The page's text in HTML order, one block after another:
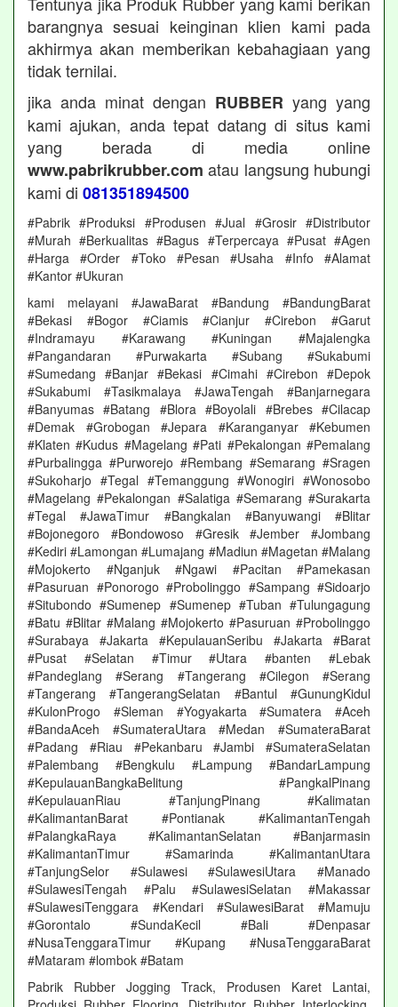
barangnya sesuai keinginan klien kami pada
akhirmya akan memberikan kebahagiaan yang
tidak ternilai.
jika anda minat dengan RUBBER yang yang
kami ajukan, anda tepat datang di situs kami
yang berada di media online
www.pabrikrubber.com atau langsung hubungi
kami di 081351894500
#Pabrik #Produksi #Produsen #Jual #Grosir #Distributor
#Murah #Berkualitas #Bagus #Terpercaya #Pusat #Agen
#Harga #Order #Toko #Pesan #Usaha #Info #Alamat
#Kantor #Ukuran
kami melayani #JawaBarat #Bandung #BandungBarat
#Bekasi #Bogor #Ciamis #Cianjur #Cirebon #Garut
#Indramayu #Karawang #Kuningan #Majalengka
#Pangandaran #Purwakarta #Subang #Sukabumi
#Sumedang #Banjar #Bekasi #Cimahi #Cirebon #Depok
#Sukabumi #Tasikmalaya #JawaTengah #Banjarnegara
#Banyumas #Batang #Blora #Boyolali #Brebes #Cilacap
#Demak #Grobogan #Jepara #Karanganyar #Kebumen
#Klaten #Kudus #Magelang #Pati #Pekalongan #Pemalang
#Purbalingga #Purworejo #Rembang #Semarang #Sragen
#Sukoharjo #Tegal #Temanggung #Wonogiri #Wonosobo
#Magelang #Pekalongan #Salatiga #Semarang #Surakarta
#Tegal #JawaTimur #Bangkalan #Banyuwangi #Blitar
#Bojonegoro #Bondowoso #Gresik #Jember #Jombang
#Kediri #Lamongan #Lumajang #Madiun #Magetan #Malang
#Mojokerto #Nganjuk #Ngawi #Pacitan #Pamekasan
#Pasuruan #Ponorogo #Probolinggo #Sampang #Sidoarjo
#Situbondo #Sumenep #Sumenep #Tuban #Tulungagung
#Batu #Blitar #Malang #Mojokerto #Pasuruan #Probolinggo
#Surabaya #Jakarta #KepulauanSeribu #Jakarta #Barat
#Pusat #Selatan #Timur #Utara #banten #Lebak
#Pandeglang #Serang #Tangerang #Cilegon #Serang
#Tangerang #TangerangSelatan #Bantul #GunungKidul
#KulonProgo #Sleman #Yogyakarta #Sumatera #Aceh
#BandaAceh #SumateraUtara #Medan #SumateraBarat
#Padang #Riau #Pekanbaru #Jambi #SumateraSelatan
#Palembang #Bengkulu #Lampung #BandarLampung
#KepulauanBangkaBelitung #PangkalPinang
#KepulauanRiau #TanjungPinang #Kalimatan
#KalimantanBarat #Pontianak #KalimantanTengah
#PalangkaRaya #KalimantanSelatan #Banjarmasin
#KalimantanTimur #Samarinda #KalimantanUtara
#TanjungSelor #Sulawesi #SulawesiUtara #Manado
#SulawesiTengah #Palu #SulawesiSelatan #Makassar
#SulawesiTenggara #Kendari #SulawesiBarat #Mamuju
#Gorontalo #SundaKecil #Bali #Denpasar
#NusaTenggaraTimur #Kupang #NusaTenggaraBarat
#Mataram #lombok #Batam
Pabrik Rubber Jogging Track, Produsen Karet Lantai,